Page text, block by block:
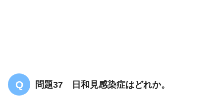
問題37 日和見感染症はどれか。